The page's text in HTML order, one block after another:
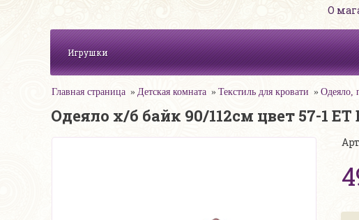
О
Игрушки
Главная страница Детская комната Текстиль для кровати Одеяло,
Одеяло х/б байк 90/112см цвет 57-1